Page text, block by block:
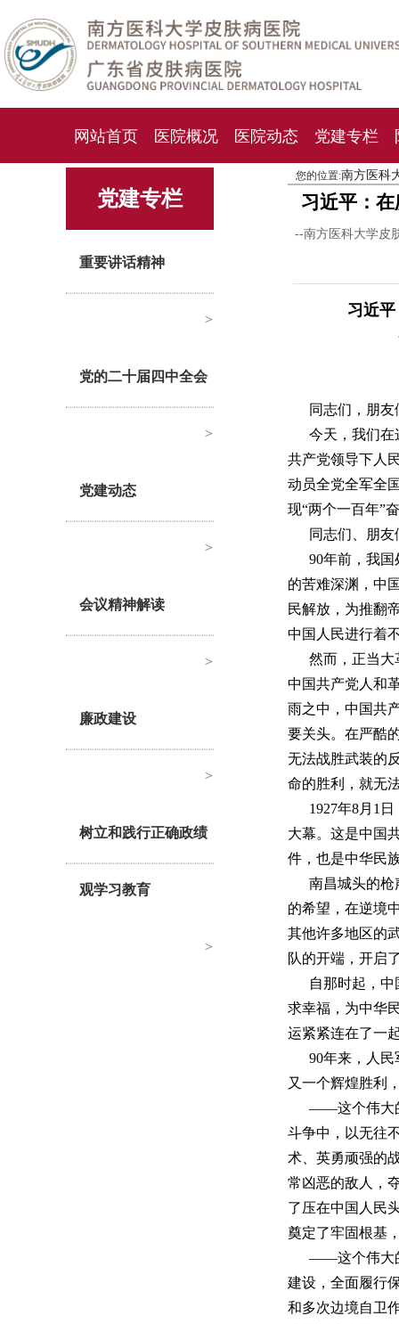
网站首页 医院概况 医院动态 党建专栏
化妆品检测中心 就诊指南 人才
党建专栏
重要讲话精神
>
党的二十届四中全会
>
党建动态
>
会议精神解读
>
廉政建设
>
树立和践行正确政绩
观学习教育
>
您的位置:南方医科
习近平：
--南方医科大学皮
习近
同志们，朋友
今天，我们在
共产党领导下人
动员全党全军全
现“两个一百年”
同志们、朋友
90年前，我
的苦难深渊，中
民解放，为推翻
中国人民进行着
然而，正当
中国共产党人和
雨之中，中国共
要关头。在严酷
无法战胜武装的
命的胜利，就无
1927年8月1
大幕。这是中国
件，也是中华民
南昌城头的
的希望，在逆境
其他许多地区的
队的开端，开启
自那时起，
求幸福，为中华
运紧紧连在了一
90年来，人
又一个辉煌胜利
——这个伟大
斗争中，以无往
术、英勇顽强的
常凶恶的敌人，
了压在中国人民
奠定了牢固根基
——这个伟大
建设，全面履行
和多次边境自卫